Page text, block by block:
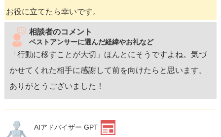
お役に立てたら幸いです。
相談者のコメント
ベストアンサーに選んだ経緯やお礼など
「行動に移すことが大切」ほんとにそうですよね。気づ
かせてくれた相手に感謝して前を向けたらと思います。
ありがとうございました！
AIアドバイザー GPT